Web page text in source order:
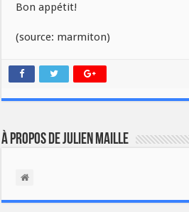
Bon appétit!
(source: marmiton)
À propos de Julien Maille